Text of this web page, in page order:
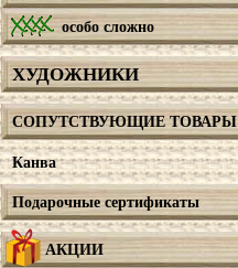
особо сложно
ХУДОЖНИКИ
СОПУТСТВУЮЩИЕ ТОВАРЫ
Канва
Подарочные сертификаты
АКЦИИ